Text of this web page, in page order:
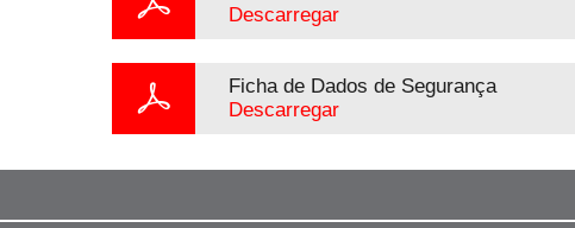
Descarregar
Ficha de Dados de Segurança
Descarregar